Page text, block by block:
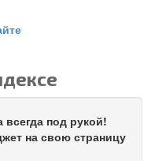
под рукой!
на свою страницу